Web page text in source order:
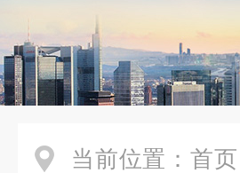
当前位置： 首页